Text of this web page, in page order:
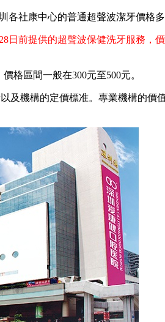
社康中心的普通超聲波潔牙價格多
日前提供的超聲波保健洗牙服務，
區間一般在300元至500元。
機構的定價標准。專業機構的價